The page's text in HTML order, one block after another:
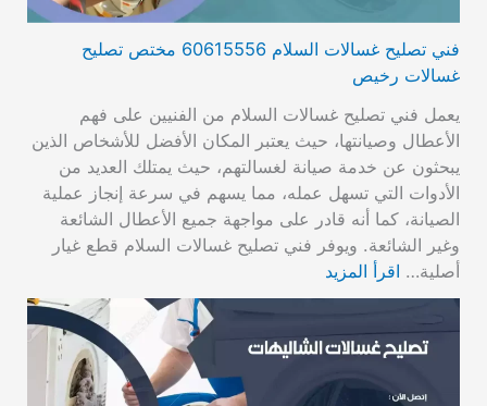
فني تصليح غسالات السلام 60615556 مختص تصليح
غسالات رخيص
يعمل فني تصليح غسالات السلام من الفنيين على فهم
الأعطال وصيانتها، حيث يعتبر المكان الأفضل للأشخاص الذين
يبحثون عن خدمة صيانة لغسالتهم، حيث يمتلك العديد من
الأدوات التي تسهل عمله، مما يسهم في سرعة إنجاز عملية
الصيانة، كما أنه قادر على مواجهة جميع الأعطال الشائعة
وغير الشائعة. ويوفر فني تصليح غسالات السلام قطع غيار
أصلية… اقرأ المزيد